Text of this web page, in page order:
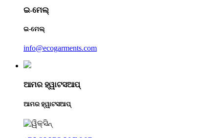
ଇ-ମେଲ୍
ଇ-ମେଲ୍
info@ecogarments.com
ଆମର ହ୍ୱାଟସଆପ୍
ଆମର ହ୍ୱାଟସଆପ୍